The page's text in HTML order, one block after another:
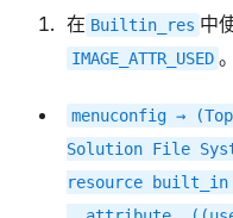
在 Builtin_res 中
IMAGE_ATTR_USED 。
menuconfig →
Solution File
resource built_in